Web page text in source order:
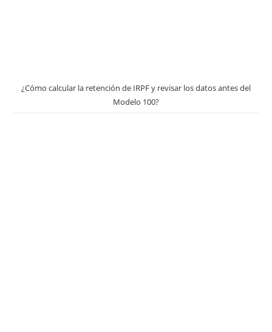
¿Cómo calcular la retención de IRPF y revisar los datos antes del
Modelo 100?